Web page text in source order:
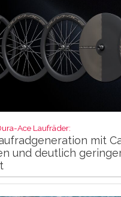
Ace Laufräder:
mit
und deutlich